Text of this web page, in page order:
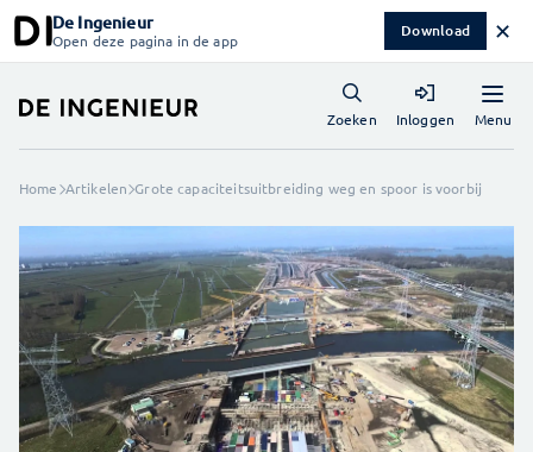
De Ingenieur
Open deze pagina in de app Download ✕
Menu
Zoeken Inloggen
Home Artikelen Grote capaciteitsuitbreiding weg en spoor is voorbij